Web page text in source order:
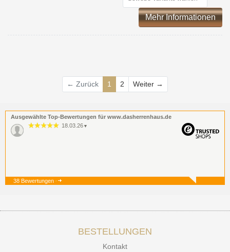
Mehr Informationen
← Zurück 1 2 Weiter →
Ausgewählte Top-Bewertungen für www.dasherrenhaus.de
18.03.26 ▼
▼
38 Bewertungen
BESTELLUNGEN
Kontakt